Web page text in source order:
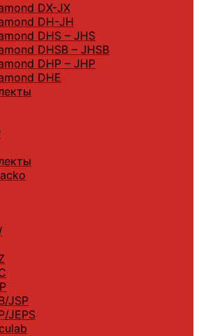
DX-JX
DH-JH
DHS – JHS
DHSB – JHSB
DHP – JHP
DHE
JSP
JEPS